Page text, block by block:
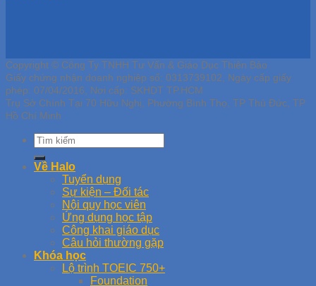
Copyright © Công Ty TNHH Tư Vấn & Giáo Dục Thiên Bảo
Giấy chứng nhận doanh nghiệp số: 0313739102, Ngày cấp giấy
phép: 07/04/2016, Nơi cấp: SKHDT TP.HCM
Trụ Sở Chính Tại 70 Hữu Nghị, Phường Bình Thọ, TP Thủ Đức, TP
Hồ Chí Minh
Về Halo
Tuyển dụng
Sự kiện – Đối tác
Nội quy học viên
Ứng dụng học tập
Công khai giáo dục
Câu hỏi thường gặp
Khóa học
Lộ trình TOEIC 750+
Foundation